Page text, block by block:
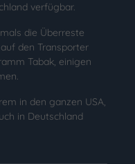
verfügbar.
die Überreste
den Transporter
Tabak, einigen
in den ganzen USA,
in Deutschland